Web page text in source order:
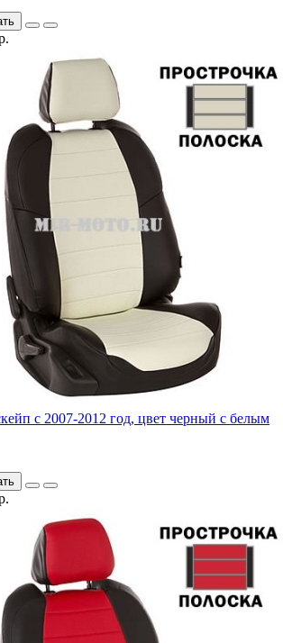
с 2007-2012 год, цвет черный с белым